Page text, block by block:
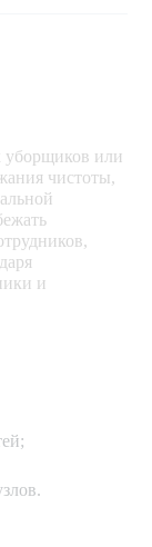
уборщиков или
чистоты,
и